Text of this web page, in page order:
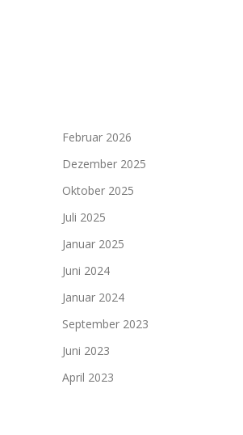
Februar 2026
Dezember 2025
Oktober 2025
Juli 2025
Januar 2025
Juni 2024
Januar 2024
September 2023
Juni 2023
April 2023